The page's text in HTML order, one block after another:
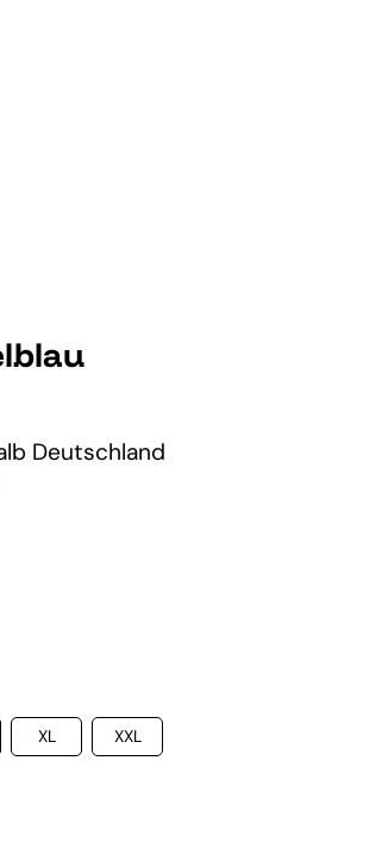
Deutschland
XL XXL